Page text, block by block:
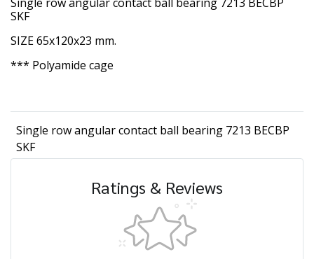
SKF
SIZE 65x120x23 mm.
*** Polyamide cage
Single row angular contact ball bearing 7213 BECBP
SKF
Ratings & Reviews